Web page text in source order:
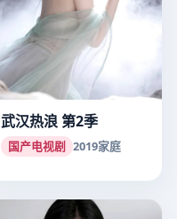
武汉热浪 第2季
国产电视剧 2019家庭